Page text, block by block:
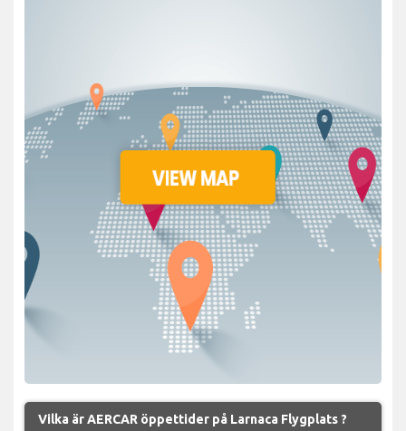
Vilka är AERCAR öppettider på Larnaca Flygplats ?